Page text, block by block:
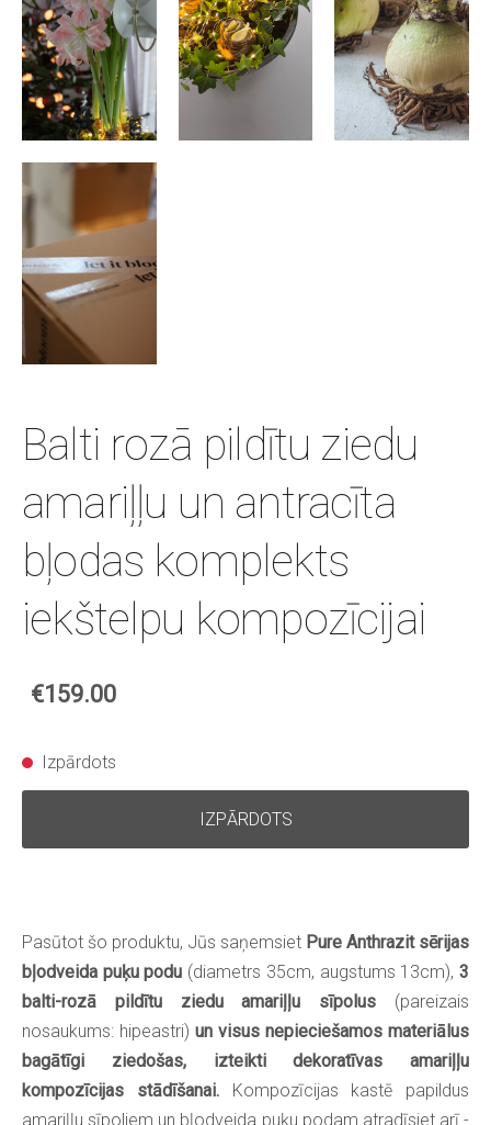
Balti rozā pildītu ziedu
amariļļu un antracīta
bļodas komplekts
iekštelpu kompozīcijai
€159.00
Izpārdots
IZPĀRDOTS
Pasūtot šo produktu, Jūs saņemsiet Pure Anthrazitsērijas
bļodveida puķu podu (diametrs 35cm, augstums 13cm), 3
balti-rozā pildītu ziedu amariļļu sīpolus (pareizais
nosaukums: hipeastri) un visus nepieciešamos materiālus
bagātīgi ziedošas, izteikti dekoratīvas amariļļu
kompozīcijas stādīšanai.Kompozīcijas kastē papildus
amariļļu sīpoliem un bļodveida puķu podam atradīsiet arī -